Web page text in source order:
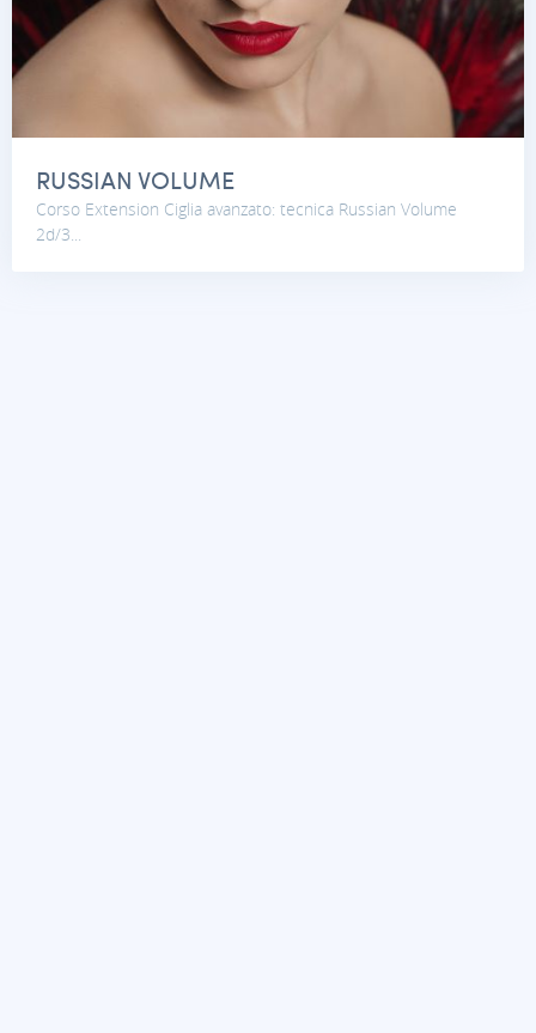
RUSSIAN VOLUME
Corso Extension Ciglia avanzato: tecnica Russian Volume
2d/3...